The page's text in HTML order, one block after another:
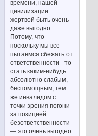
времени, нашей
цивилизации
жертвой быть очень
даже выгодно.
Потому, что
поскольку мы все
пытаемся сбежать от
ответственности - то
стать каким-нибудь
абсолютно слабым,
беспомощным, тем
же инвалидом с
точки зрения погони
за позицией
безответственности
— это очень выгодно.